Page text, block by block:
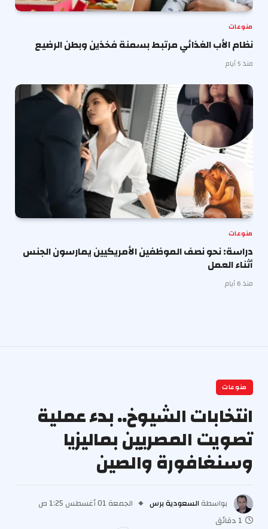
منوعات
نظام الأب الغذائي مرتبط بسمنة فخذين وبطن الرضيع
منذ 5 أيام
منوعات
دراسة: نحو نصف الموظفين الأمريكيين يمارسون الجنس
أثناء العمل
منذ 6 أيام
منوعات
انتخابات الشيوخ.. بدء عملية
تصويت المصريين بماليزيا
وسنغافورة والصين
بواسطة السعودية برس
الجمعة 01 أغسطس 1:25 ص
1 دقائق